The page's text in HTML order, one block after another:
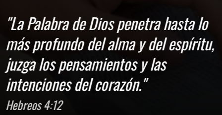
"La Palabra de Dios penetra hasta lo
más profundo del alma y del espíritu,
juzga los pensamientos y las
intenciones del corazón."
Hebreos 4:12